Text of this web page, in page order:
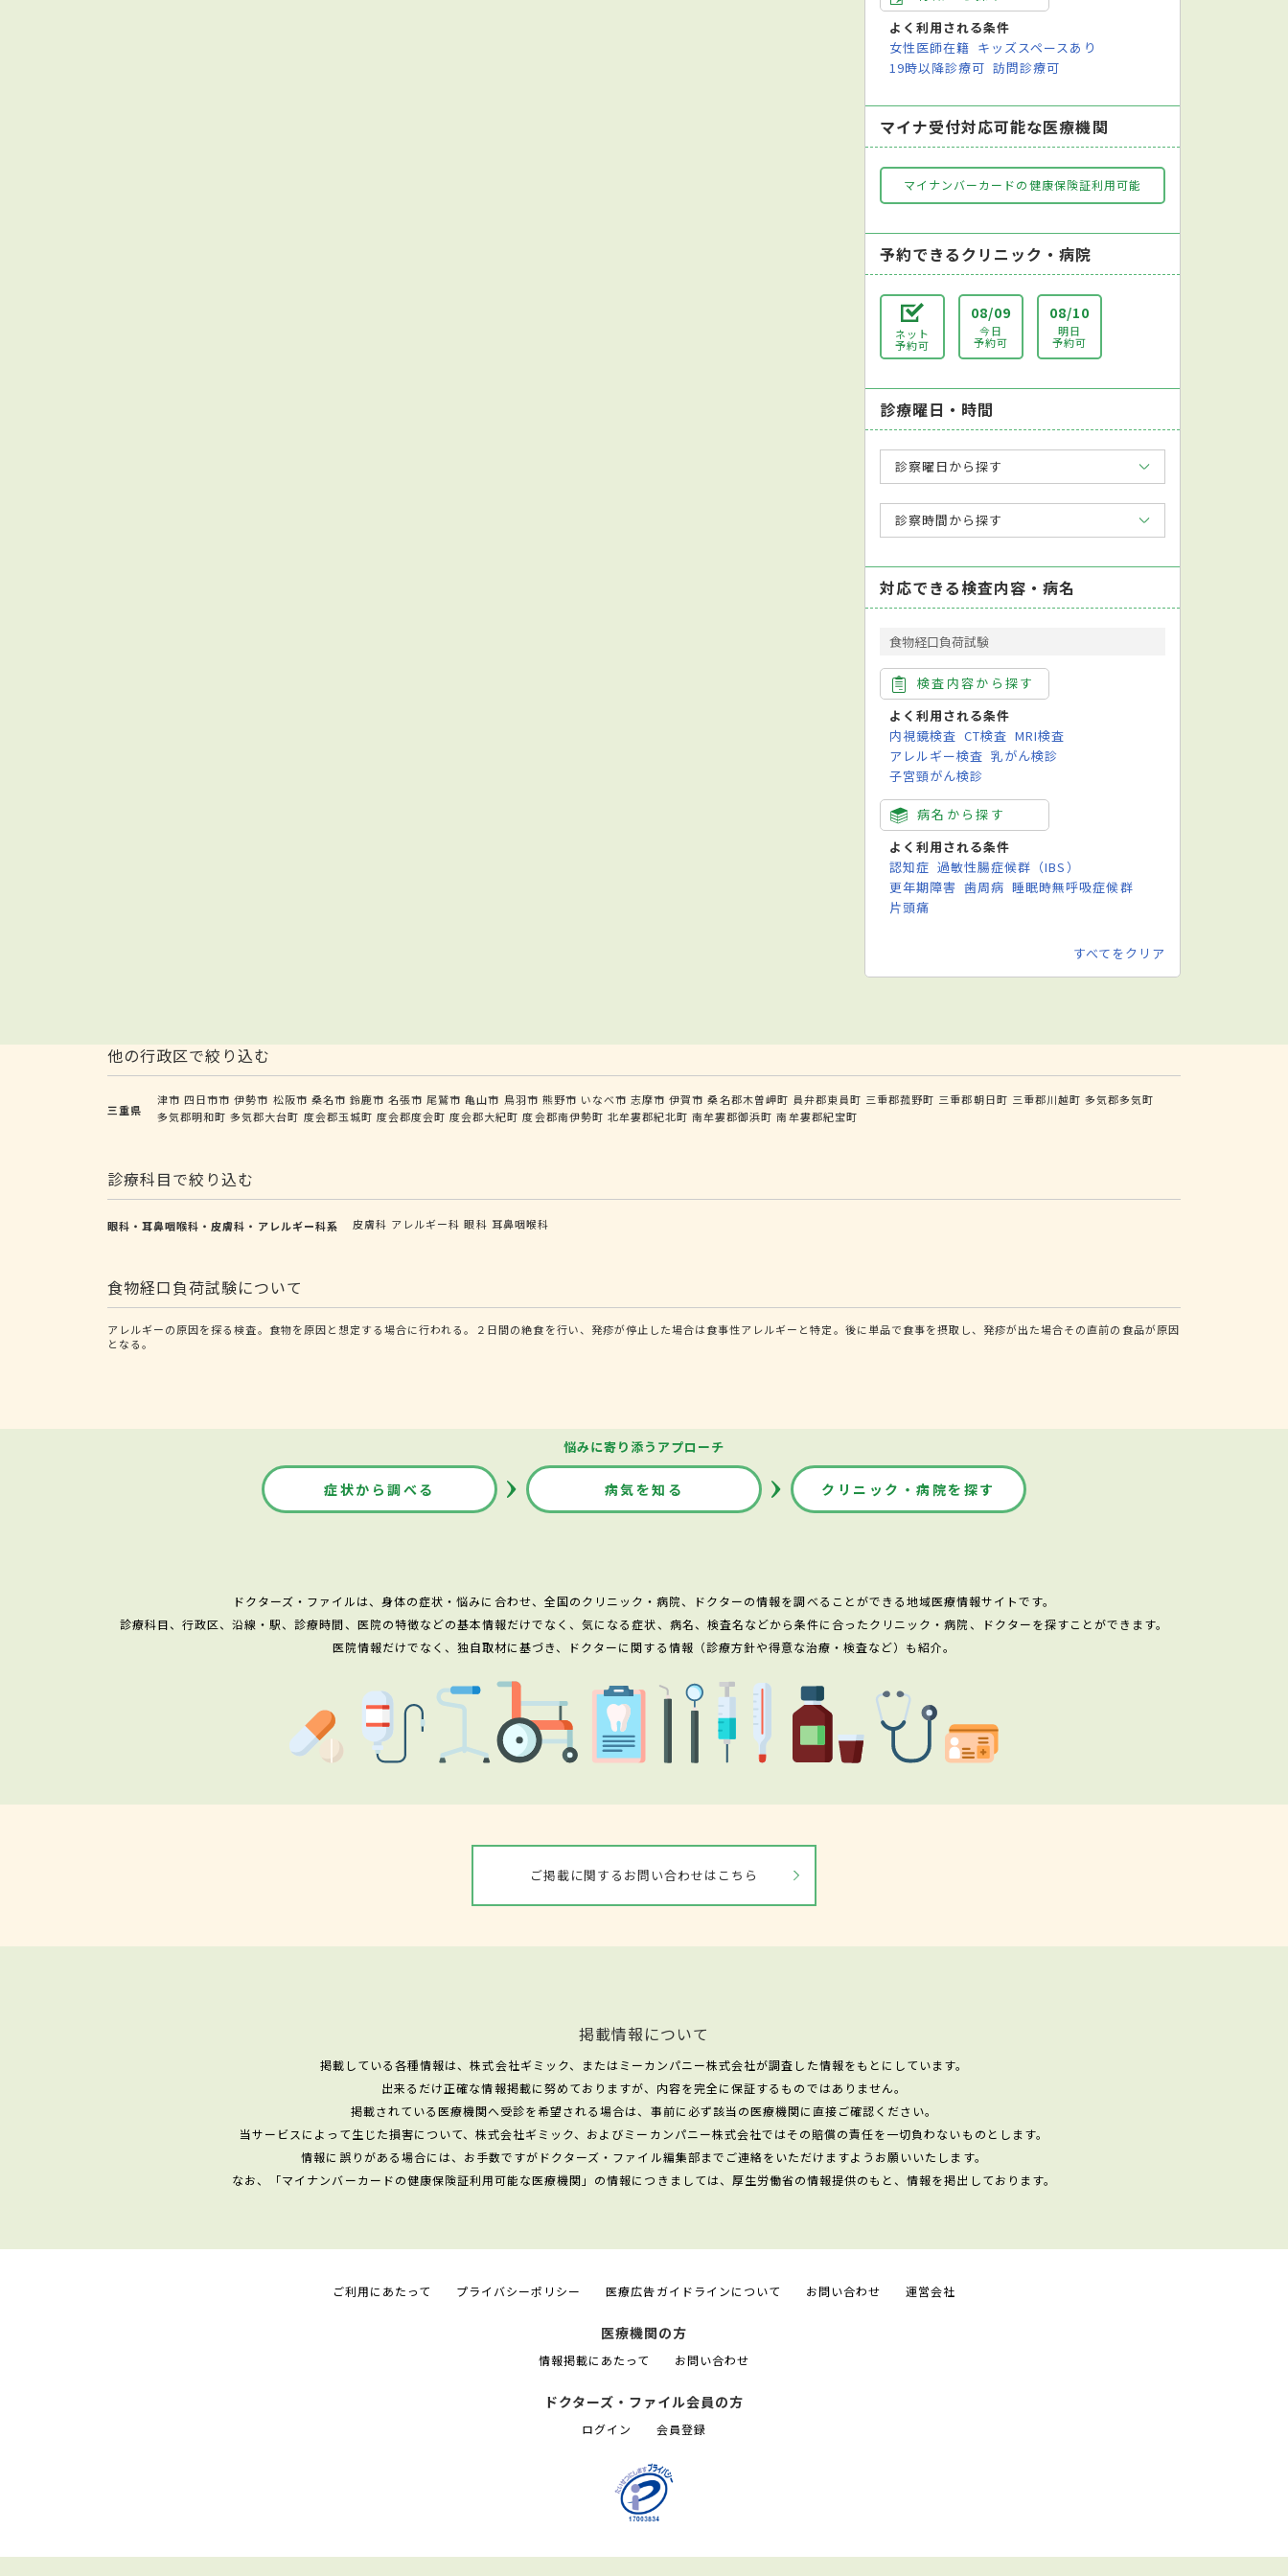
よく利用される条件
女性医師在籍 キッズスペースあり
19時以降診療可 訪問診療可
マイナ受付対応可能な医療機関
マイナンバーカードの健康保険証利用可能
予約できるクリニック・病院
ネット
予約可
08/09
今日
予約可
08/10
明日
予約可
診療曜日・時間
診察曜日から探す
診察時間から探す
対応できる検査内容・病名
食物経口負荷試験
検査内容から探す
よく利用される条件
内視鏡検査 CT検査 MRI検査
アレルギー検査 乳がん検診
子宮頸がん検診
病名から探す
よく利用される条件
認知症 過敏性腸症候群（IBS）
更年期障害 歯周病 睡眠時無呼吸症候群
片頭痛
すべてをクリア
他の行政区で絞り込む
三重県
津市 四日市市 伊勢市 松阪市 桑名市 鈴鹿市 名張市 尾鷲市 亀山市 鳥羽市 熊野市 いなべ市 志摩市 伊賀市 桑名郡木曽岬町 員弁郡東員町 三重郡菰野町 三重郡朝日町 三重郡川越町 多気郡多気町
多気郡明和町 多気郡大台町 度会郡玉城町 度会郡度会町 度会郡大紀町 度会郡南伊勢町 北牟婁郡紀北町 南牟婁郡御浜町 南牟婁郡紀宝町
診療科目で絞り込む
眼科・耳鼻咽喉科・皮膚科・アレルギー科系 皮膚科 アレルギー科 眼科 耳鼻咽喉科
食物経口負荷試験について
アレルギーの原因を探る検査。食物を原因と想定する場合に行われる。２日間の絶食を行い、発疹が停止した場合は食事性アレルギーと特定。後に単品で食事を摂取し、発疹が出た場合その直前の食品が原因
となる。
悩みに寄り添うアプローチ
症状から調べる 病気を知る クリニック・病院を探す
ドクターズ・ファイルは、身体の症状・悩みに合わせ、全国のクリニック・病院、ドクターの情報を調べることができる地域医療情報サイトです。
診療科目、行政区、沿線・駅、診療時間、医院の特徴などの基本情報だけでなく、気になる症状、病名、検査名などから条件に合ったクリニック・病院、ドクターを探すことができます。
医院情報だけでなく、独自取材に基づき、ドクターに関する情報（診療方針や得意な治療・検査など）も紹介。
ご掲載に関するお問い合わせはこちら
掲載情報について
掲載している各種情報は、株式会社ギミック、またはミーカンパニー株式会社が調査した情報をもとにしています。
出来るだけ正確な情報掲載に努めておりますが、内容を完全に保証するものではありません。
掲載されている医療機関へ受診を希望される場合は、事前に必ず該当の医療機関に直接ご確認ください。
当サービスによって生じた損害について、株式会社ギミック、およびミーカンパニー株式会社ではその賠償の責任を一切負わないものとします。
情報に誤りがある場合には、お手数ですがドクターズ・ファイル編集部までご連絡をいただけますようお願いいたします。
なお、「マイナンバーカードの健康保険証利用可能な医療機関」の情報につきましては、厚生労働省の情報提供のもと、情報を掲出しております。
ご利用にあたって プライバシーポリシー 医療広告ガイドラインについて お問い合わせ 運営会社
医療機関の方
情報掲載にあたって お問い合わせ
ドクターズ・ファイル会員の方
ログイン 会員登録